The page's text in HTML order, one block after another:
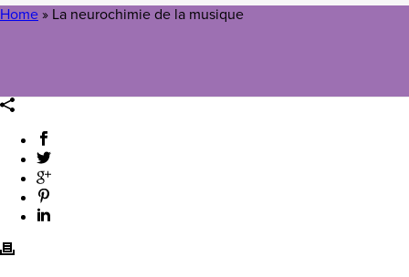
Home » La neurochimie de la musique